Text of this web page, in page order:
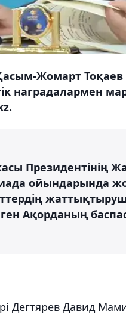
Жомарт
наградалармен
Президентінің
ойындарында
Ақорданың
Дегтярев Давид